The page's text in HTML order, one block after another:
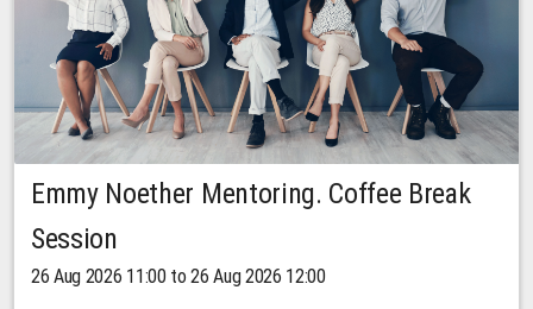
Emmy Noether Mentoring. Coffee Break
Session
26 Aug 2026 11:00 to 26 Aug 2026 12:00